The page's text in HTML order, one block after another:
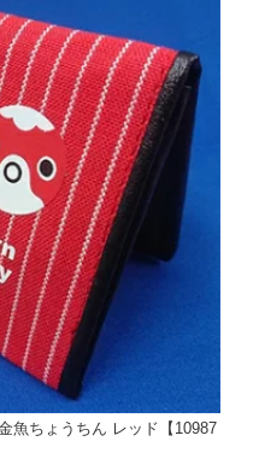
魚ちょうちん レッド【10987